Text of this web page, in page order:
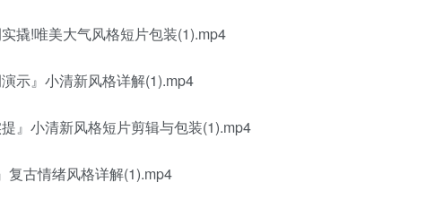
撬!唯美大气风格短片包装(1).mp4
示』小清新风格详解(1).mp4
』小清新风格短片剪辑与包装(1).mp4
复古情绪风格详解(1).mp4